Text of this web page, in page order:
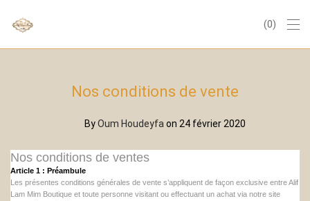
0
Nos conditions de vente
ByOum Houdeyfa on 24 février 2020
Nos conditions de ventes
Article 1 : Préambule
Les présentes conditions générales de vente s’appliquent de façon exclusive entre Alif
Lam Mim Boutique et toute personne visitant ou effectuant un achat via notre site